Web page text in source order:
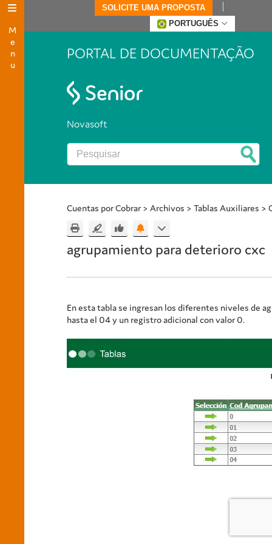
Menu
SOLICITE UMA PROPOSTA
PORTUGUÊS
PORTAL DE DOCUMENTAÇÃO
Novasoft
Cuentas por Cobrar > Archivos > Tablas Auxiliares >
agrupamiento para deterioro cxc
En esta tabla se ingresan los diferentes niveles de
hasta el 04 y un registro adicional con valor 0.